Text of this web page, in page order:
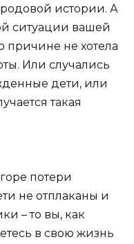
истории. А
ситуации вашей
причине не хотела
Или случались
дети, или
такая
потери
не отплаканы и
– то вы, как
в свою жизнь